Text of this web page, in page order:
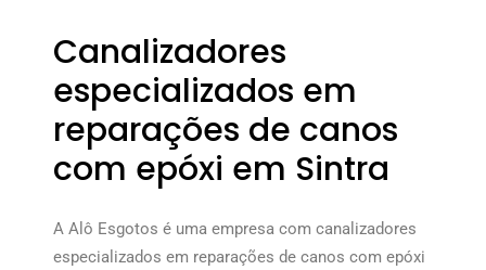
Canalizadores
especializados em
reparações de canos
com epóxi em Sintra
A Alô Esgotos é uma empresa com canalizadores
especializados em reparações de canos com epóxi